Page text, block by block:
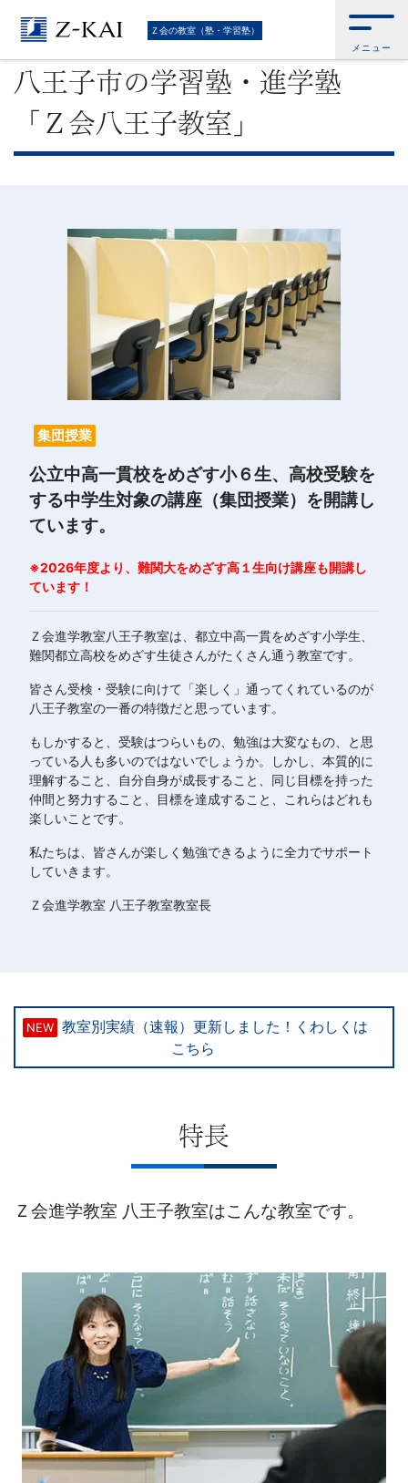
難
関
受
Ｚ会の教室（塾・学習塾）
メニュー
Ｚ会トップ> Ｚ会の教室（塾・学習塾）>教室のご案内・お問い合わせ>八
王子市の学習塾・進学塾「Ｚ会八王子教室」
八王子市の学習塾・進学塾
「Ｚ会八王子教室」
集団授業
公立中高一貫校をめざす小６生、高校受験を
する中学生対象の講座（集団授業）を開講し
ています。
※2026年度より、難関大をめざす高１生向け講座も開講し
ています！
Ｚ会進学教室八王子教室は、都立中高一貫をめざす小学生、
難関都立高校をめざす生徒さんがたくさん通う教室です。
皆さん受検・受験に向けて「楽しく」通ってくれているのが
八王子教室の一番の特徴だと思っています。
もしかすると、受験はつらいもの、勉強は大変なもの、と思
っている人も多いのではないでしょうか。しかし、本質的に
理解すること、自分自身が成長すること、同じ目標を持った
仲間と努力すること、目標を達成すること、これらはどれも
楽しいことです。
私たちは、皆さんが楽しく勉強できるように全力でサポート
していきます。
Ｚ会進学教室 八王子教室教室長
NEW 教室別実績（速報）更新しました！くわしくは
こちら
特長
Ｚ会進学教室 八王子教室はこんな教室です。